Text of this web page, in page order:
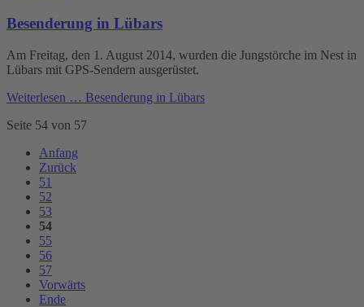
Besenderung in Lübars
Am Freitag, den 1. August 2014, wurden die Jungstörche im Nest in
Lübars mit GPS-Sendern ausgerüstet.
Weiterlesen … Besenderung in Lübars
Seite 54 von 57
Anfang
Zurück
51
52
53
54
55
56
57
Vorwärts
Ende